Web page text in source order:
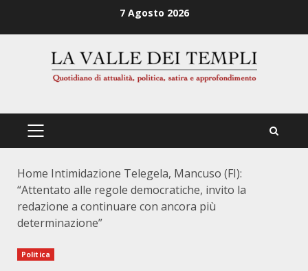
7 Agosto 2026
PRIMÄRES
Home Intimidazione Telegela, Mancuso (FI):
“Attentato alle regole democratiche, invito la
redazione a continuare con ancora più
determinazione”
Politica